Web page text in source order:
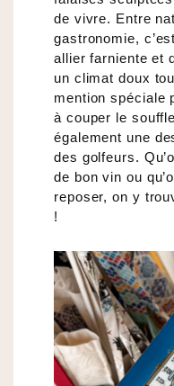
de vivre. Entre
gastronomie,
allier farniente et
un climat doux
mention spéciale
à couper le
également une
des golfeurs.
de bon vin ou
reposer, on y
!